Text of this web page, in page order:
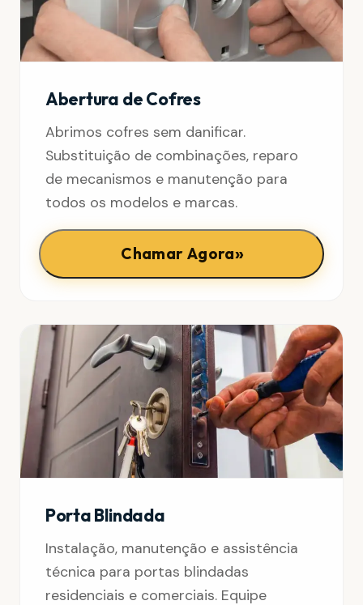
Abertura de Cofres
Abrimos cofres sem danificar.
Substituição de combinações, reparo
de mecanismos e manutenção para
todos os modelos e marcas.
Chamar Agora»
Porta Blindada
Instalação, manutenção e assistência
técnica para portas blindadas
residenciais e comerciais. Equipe